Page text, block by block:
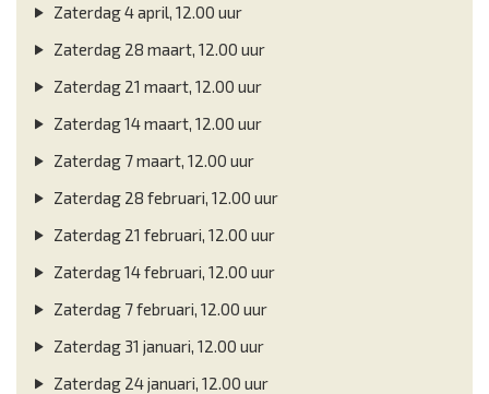
Zaterdag 4 april, 12.00 uur
Zaterdag 28 maart, 12.00 uur
Zaterdag 21 maart, 12.00 uur
Zaterdag 14 maart, 12.00 uur
Zaterdag 7 maart, 12.00 uur
Zaterdag 28 februari, 12.00 uur
Zaterdag 21 februari, 12.00 uur
Zaterdag 14 februari, 12.00 uur
Zaterdag 7 februari, 12.00 uur
Zaterdag 31 januari, 12.00 uur
Zaterdag 24 januari, 12.00 uur